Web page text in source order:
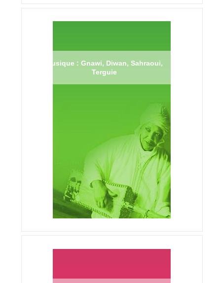
Musique : Gnawi, Diwan, Sahraoui,
Terguie